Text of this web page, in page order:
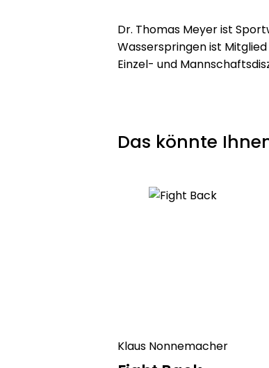
Dr. Thomas Meyer ist
Wasserspringen ist
Einzel- und
Das könnte
Klaus Nonnemacher